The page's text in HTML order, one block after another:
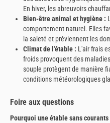
En hiver, les abreuvoirs
Bien-être animal et hygiène :
comportement naturel. Elles
la saleté et préviennent les
Climat de l'étable : L'air frais
froids provoquent des
souple protègent de manière
conditions météorologiques
Foire aux questions
Pourquoi une étable sans